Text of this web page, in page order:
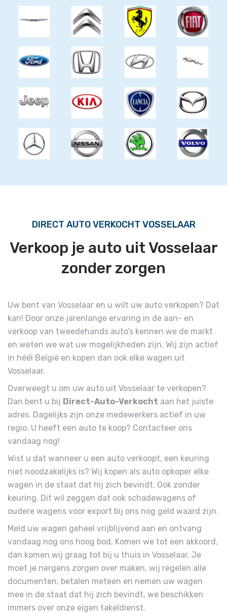
DIRECT AUTO VERKOCHT VOSSELAAR
Verkoop je auto uit Vosselaar
zonder zorgen
Uw bent van Vosselaar en u wilt uw auto verkopen? Dat
kan! Door onze jarenlange ervaring in de aan- en
verkoop van tweedehands auto’s kennen we de markt
en weten we wat uw mogelijkheden zijn. Wij zijn actief
in héél België en kopen dan ook elke wagen uit
Vosselaar.
Overweegt u om uw auto uit Vosselaar te verkopen?
Dan bent u bij Direct-Auto-Verkocht aan het juiste
adres. Dagelijks zijn onze medewerkers actief in uw
regio. U heeft een auto te koop? Contacteer ons
vandaag nog!
Wist u dat wanneer u een auto verkoopt, een keuring
niet noodzakelijks is? Wij kopen als auto opkoper elke
wagen in de staat dat hij zich bevindt. Ook zonder
keuring. Dit wil zeggen dat ook schadewagens of
oudere wagens voor export bij ons nog geld waard zijn.
Meld uw wagen geheel vrijblijvend aan en ontvang
vandaag nog ons hoog bod. Komen we tot een akkoord,
dan komen wij graag tot bij u thuis in Vosselaar. Je
moet je nergens zorgen over maken, wij regelen alle
documenten, betalen meteen en nemen uw wagen
mee in de staat dat hij zich bevindt, we beschikken
immers over onze eigen takeldienst.